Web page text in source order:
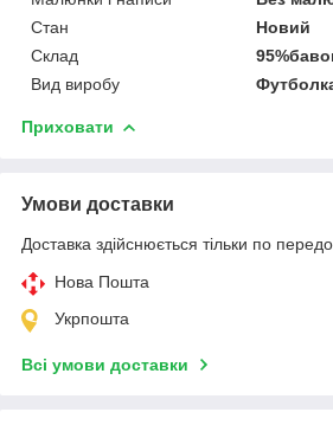
Стан
Новий
Склад
Вид виробу
Приховати
Умови доставки
Доставка здійснюється тільки по
Нова Пошта
Укрпошта
Всі умови доставки